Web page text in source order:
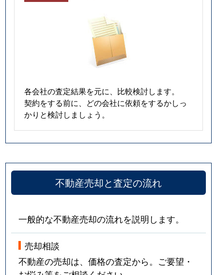
各会社の査定結果を元に、比較検討します。
契約をする前に、どの会社に依頼をするかしっ
かりと検討しましょう。
不動産売却と査定の流れ
一般的な不動産売却の流れを説明します。
売却相談
不動産の売却は、価格の査定から。ご要望・